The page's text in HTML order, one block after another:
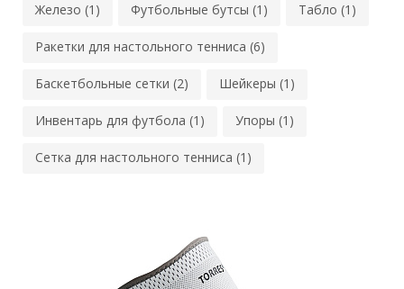
Железо (1) Футбольные бутсы (1) Табло (1)
Ракетки для настольного тенниса (6)
Баскетбольные сетки (2) Шейкеры (1)
Инвентарь для футбола (1) Упоры (1)
Сетка для настольного тенниса (1)